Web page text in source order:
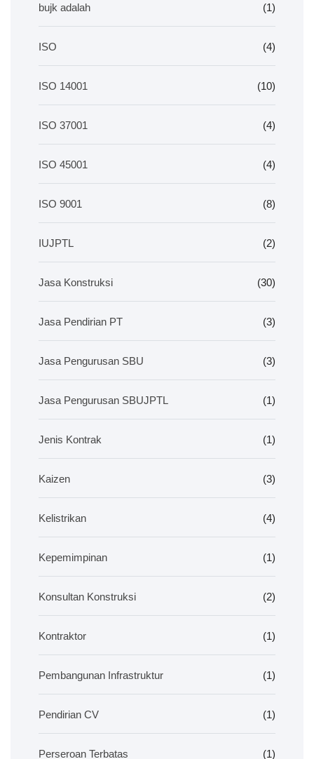
bujk adalah (1)
ISO (4)
ISO 14001 (10)
ISO 37001 (4)
ISO 45001 (4)
ISO 9001 (8)
IUJPTL (2)
Jasa Konstruksi (30)
Jasa Pendirian PT (3)
Jasa Pengurusan SBU (3)
Jasa Pengurusan SBUJPTL (1)
Jenis Kontrak (1)
Kaizen (3)
Kelistrikan (4)
Kepemimpinan (1)
Konsultan Konstruksi (2)
Kontraktor (1)
Pembangunan Infrastruktur (1)
Pendirian CV (1)
Perseroan Terbatas (1)